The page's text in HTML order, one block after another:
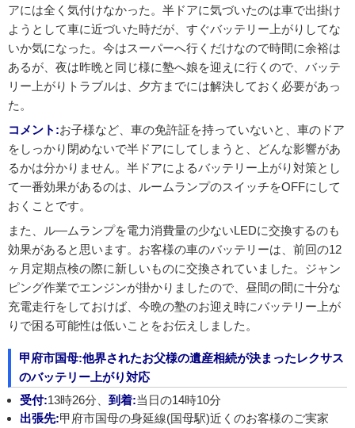
アには全く気付けなかった。半ドアに気づいたのは車で出掛け
ようとして車に近づいた時だが、すぐバッテリー上がりしてな
いか気になった。今はスーパーへ行くだけなので時間に余裕は
あるが、夜は昨晩と同じ様に塾へ娘を迎えに行くので、バッテ
リー上がりトラブルは、夕方までには解決しておく必要があっ
た。
コメント:お子様など、車の免許証を持っていないと、車のドア
をしっかり閉めないで半ドアにしてしまうと、どんな影響があ
るかは分かりません。半ドアによるバッテリー上がり対策とし
て一番効果があるのは、ルームランプのスイッチをOFFにして
おくことです。
また、ル―ムランプを電力消費量の少ないLEDに交換するのも
効果があると思います。お客様の車のバッテリーは、前回の12
ヶ月定期点検の際に新しいものに交換されていました。ジャン
ピング作業でエンジンが掛かりましたので、昼間の間に十分な
充電走行をしておけば、今晩の塾のお迎え時にバッテリー上が
りで困る可能性は低いことをお伝えしました。
甲府市国母:他界されたお父様の遺産相続が決まったレクサス
のバッテリー上がり対応
受付:13時26分、 到着:当日の14時10分
出張先:甲府市国母の身延線(国母駅)近くのお客様のご実家